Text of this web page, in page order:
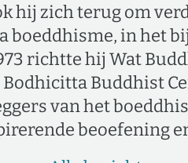
hij zich terug om
boeddhisme, in het
richtte hij Wat
Bodhicitta Buddhist
van het
beoefening